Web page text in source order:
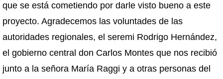
que se está cometiendo por darle visto bueno a este
proyecto. Agradecemos las voluntades de las
autoridades regionales, el seremi Rodrigo Hernández,
el gobierno central don Carlos Montes que nos recibió
junto a la señora María Raggi y a otras personas del